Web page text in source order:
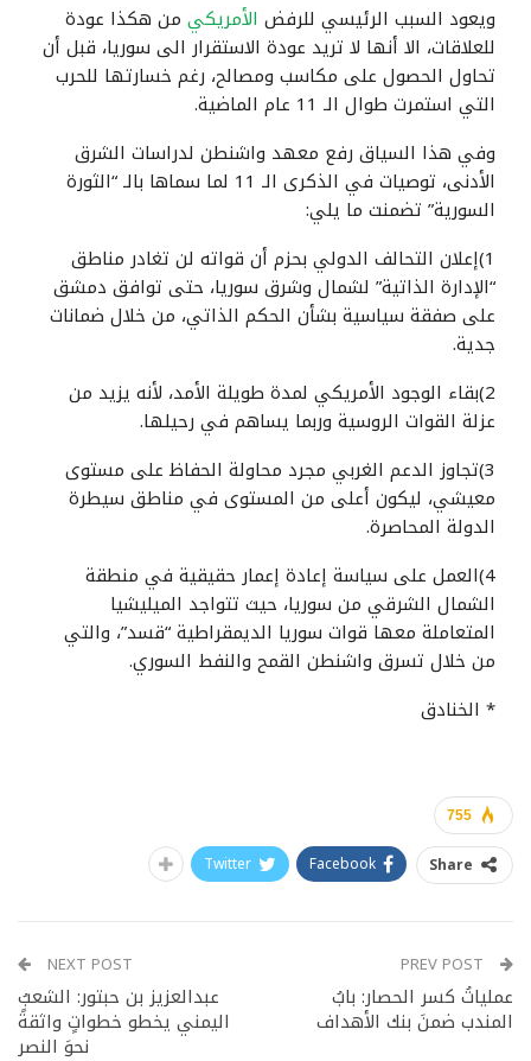
ويعود السبب الرئيسي للرفض الأمريكي من هكذا عودة
للعلاقات، الا أنها لا تريد عودة الاستقرار الى سوريا، قبل أن
تحاول الحصول على مكاسب ومصالح، رغم خسارتها للحرب
التي استمرت طوال الـ 11 عام الماضية.
وفي هذا السياق رفع معهد واشنطن لدراسات الشرق
الأدنى، توصيات في الذكرى الـ 11 لما سماها بالـ “الثورة
السورية” تضمنت ما يلي:
1)إعلان التحالف الدولي بحزم أن قواته لن تغادر مناطق
“الإدارة الذاتية” لشمال وشرق سوريا، حتى توافق دمشق
على صفقة سياسية بشأن الحكم الذاتي، من خلال ضمانات
جدية.
2)بقاء الوجود الأمريكي لمدة طويلة الأمد، لأنه يزيد من
عزلة القوات الروسية وربما يساهم في رحيلها.
3)تجاوز الدعم الغربي مجرد محاولة الحفاظ على مستوى
معيشي، ليكون أعلى من المستوى في مناطق سيطرة
الدولة المحاصرة.
4)العمل على سياسة إعادة إعمار حقيقية في منطقة
الشمال الشرقي من سوريا، حيث تتواجد الميليشيا
المتعاملة معها قوات سوريا الديمقراطية “قسد”، والتي
من خلال تسرق واشنطن القمح والنفط السوري.
* الخنادق
755
Share
Facebook
Twitter
عملياتُ كسر الحصار: بابُ
المندب ضمنَ بنك الأهداف
NEXT POST
عبدالعزيز بن حبتور: الشعبُ
اليمني يخطو خطواتٍ واثقةً
نحوَ النصر